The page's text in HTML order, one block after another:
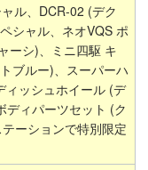
ル、DCR-02 (デク
シャル、ネオVQS ポ
ーシ)、ミニ四駆 キ
ブルー)、スーパーハ
ィッシュホイール (デ
ディパーツセット (ク
ーションで特別限定